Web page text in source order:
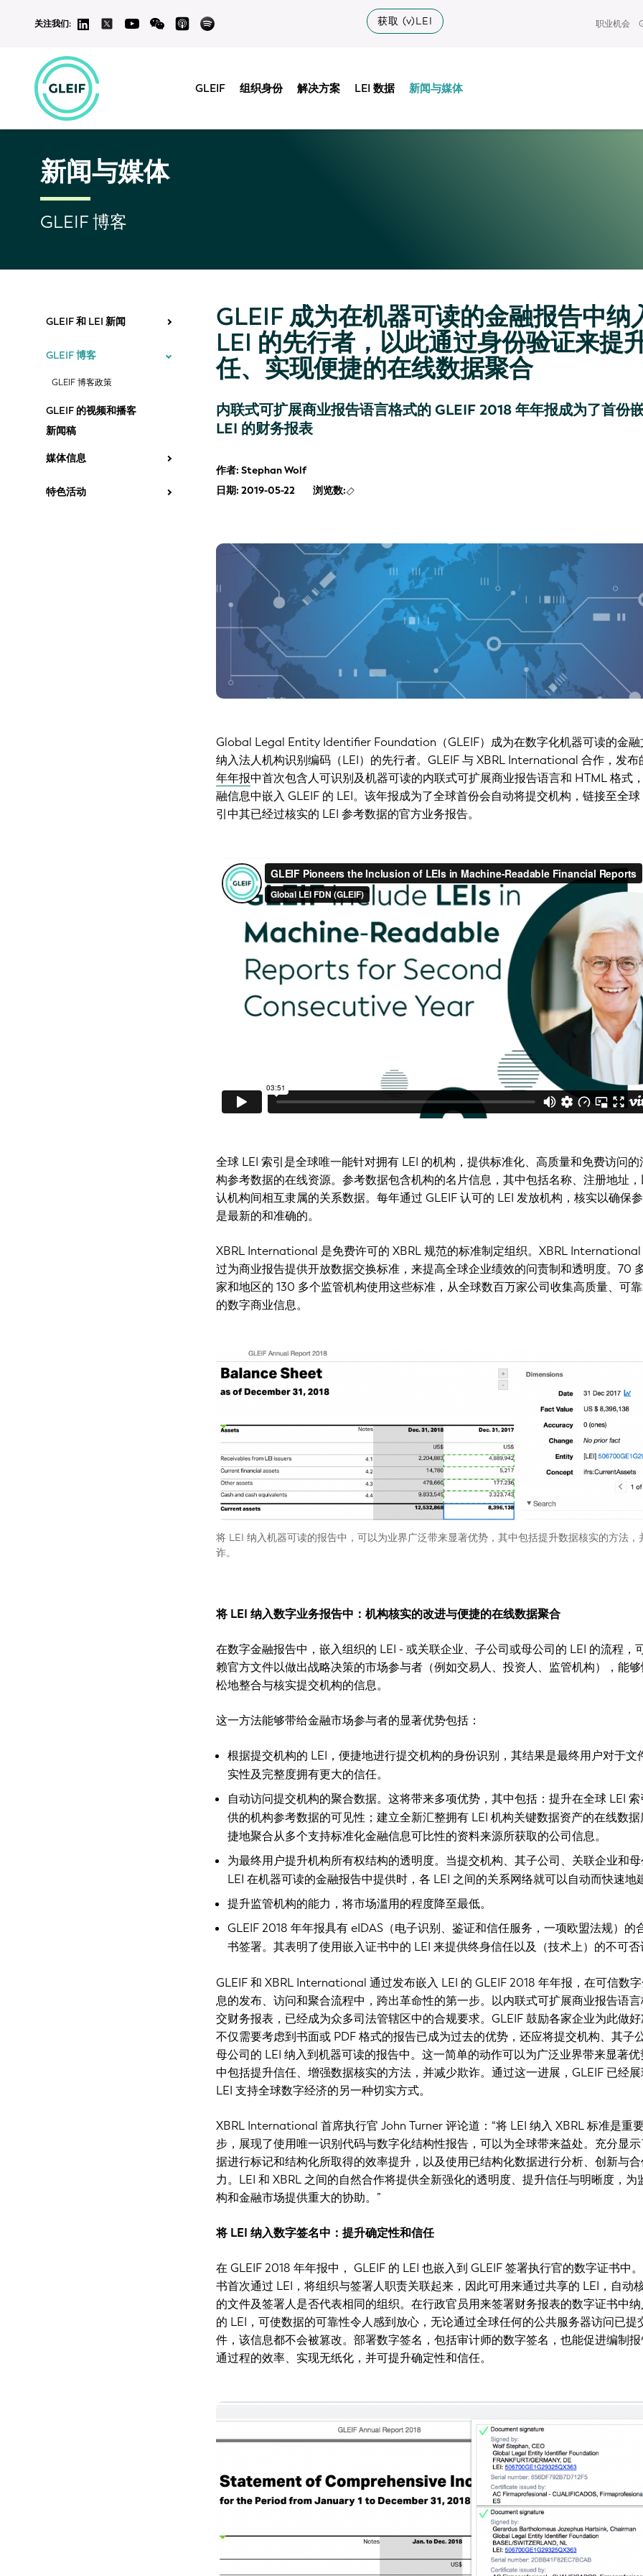
关注我们: 获取 (v)LEI 职业机会
GLEIF 组织身份 解决方案 LEI 数据 新闻与媒体
新闻与媒体
GLEIF 博客
GLEIF 和 LEI 新闻
GLEIF 博客
GLEIF 博客政策
GLEIF 的视频和播客
新闻稿
媒体信息
特色活动
GLEIF 成为在机器可读的金融报告中纳
LEI 的先行者，以此通过身份验证来提
任、实现便捷的在线数据聚合
内联式可扩展商业报告语言格式的 GLEIF 2018 年年报成为了首份
LEI 的财务报表
作者: Stephan Wolf
日期: 2019-05-22
浏览数:
Global Legal Entity Identifier Foundation（GLEIF）成为在数字化机器可读的金融
纳入法人机构识别编码（LEI）的先行者。GLEIF 与 XBRL International 合作，发
年年报中首次包含人可识别及机器可读的内联式可扩展商业报告语言和 HTML 格式
融信息中嵌入 GLEIF 的 LEI。该年报成为了全球首份会自动将提交机构，链接至全球
引中其已经过核实的 LEI 参考数据的官方业务报告。
观看该简短视屏，了解有关人可识别及机器可读的内联式可扩展商业报告语言和 HTML 格式所
更多信息
全球 LEI 索引是全球唯一能针对拥有 LEI 的机构，提供标准化、高质量和免费访问
构参考数据的在线资源。参考数据包含机构的名片信息，其中包括名称、注册地址
认机构间相互隶属的关系数据。每年通过 GLEIF 认可的 LEI 发放机构，核实以确保
是最新的和准确的。
XBRL International 是免费许可的 XBRL 规范的标准制定组织。XBRL
过为商业报告提供开放数据交换标准，来提高全球企业绩效的问责制和透明度。70
家和地区的 130 多个监管机构使用这些标准，从全球数百万家公司收集高质量、可
的数字商业信息。
将 LEI 纳入机器可读的报告中，可以为业界广泛带来显著优势，其中包括提升数据核实的方法，
诈。
将 LEI 纳入数字业务报告中：机构核实的改进与便捷的在线数据聚合
在数字金融报告中，嵌入组织的 LEI - 或关联企业、子公司或母公司的 LEI 的流程，
赖官方文件以做出战略决策的市场参与者（例如交易人、投资人、监管机构），能
松地整合与核实提交机构的信息。
这一方法能够带给金融市场参与者的显著优势包括：
根据提交机构的 LEI，便捷地进行提交机构的身份识别，其结果是最终用户对于文
实性及完整度拥有更大的信任。
自动访问提交机构的聚合数据。这将带来多项优势，其中包括：提升在全球 LEI
供的机构参考数据的可见性；建立全新汇整拥有 LEI 机构关键数据资产的在线数
捷地聚合从多个支持标准化金融信息可比性的资料来源所获取的公司信息。
为最终用户提升机构所有权结构的透明度。当提交机构、其子公司、关联企业和
LEI 在机器可读的金融报告中提供时，各 LEI 之间的关系网络就可以自动而快速地
提升监管机构的能力，将市场滥用的程度降至最低。
GLEIF 2018 年年报具有 eIDAS（电子识别、鉴证和信任服务，一项欧盟法规）的
书签署。其表明了使用嵌入证书中的 LEI 来提供终身信任以及（技术上）的不可
GLEIF 和 XBRL International 通过发布嵌入 LEI 的 GLEIF 2018 年年报，在可信数
息的发布、访问和聚合流程中，跨出革命性的第一步。以内联式可扩展商业报告语
交财务报表，已经成为众多司法管辖区中的合规要求。GLEIF 鼓励各家企业为此做
不仅需要考虑到书面或 PDF 格式的报告已成为过去的优势，还应将提交机构、其子
母公司的 LEI 纳入到机器可读的报告中。这一简单的动作可以为广泛业界带来显著
中包括提升信任、增强数据核实的方法，并减少欺诈。通过这一进展，GLEIF 已经
LEI 支持全球数字经济的另一种切实方式。
XBRL International 首席执行官 John Turner 评论道：“将 LEI 纳入 XBRL 标准是重
步，展现了使用唯一识别代码与数字化结构性报告，可以为全球带来益处。充分显
据进行标记和结构化所取得的效率提升，以及使用已结构化数据进行分析、创新与
力。LEI 和 XBRL 之间的自然合作将提供全新强化的透明度、提升信任与明晰度，为
构和金融市场提供重大的协助。”
将 LEI 纳入数字签名中：提升确定性和信任
在 GLEIF 2018 年年报中， GLEIF 的 LEI 也嵌入到 GLEIF 签署执行官的数字证书中
书首次通过 LEI，将组织与签署人职责关联起来，因此可用来通过共享的 LEI，自动
的文件及签署人是否代表相同的组织。在行政官员用来签署财务报表的数字证书中
的 LEI，可使数据的可靠性令人感到放心，无论通过全球任何的公共服务器访问已提
件，该信息都不会被篡改。部署数字签名，包括审计师的数字签名，也能促进编制
通过程的效率、实现无纸化，并可提升确定性和信任。